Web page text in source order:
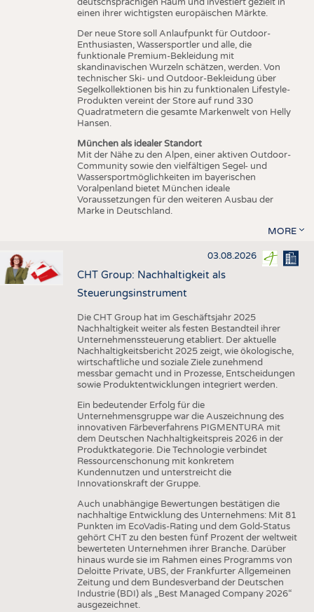
einen ihrer wichtigsten europäischen Märkte.
Der neue Store soll Anlaufpunkt für Outdoor-
Enthusiasten, Wassersportler und alle, die
funktionale Premium-Bekleidung mit
skandinavischen Wurzeln schätzen, werden. Von
technischer Ski- und Outdoor-Bekleidung über
Segelkollektionen bis hin zu funktionalen Lifestyle-
Produkten vereint der Store auf rund 330
Quadratmetern die gesamte Markenwelt von Helly
Hansen.
München als idealer Standort
Mit der Nähe zu den Alpen, einer aktiven Outdoor-
Community sowie den vielfältigen Segel- und
Wassersportmöglichkeiten im bayerischen
Voralpenland bietet München ideale
Voraussetzungen für den weiteren Ausbau der
Marke in Deutschland.
MORE
03.08.2026
CHT Group: Nachhaltigkeit als
Steuerungsinstrument
Die CHT Group hat im Geschäftsjahr 2025
Nachhaltigkeit weiter als festen Bestandteil ihrer
Unternehmenssteuerung etabliert. Der aktuelle
Nachhaltigkeitsbericht 2025 zeigt, wie ökologische,
wirtschaftliche und soziale Ziele zunehmend
messbar gemacht und in Prozesse, Entscheidungen
sowie Produktentwicklungen integriert werden.
Ein bedeutender Erfolg für die
Unternehmensgruppe war die Auszeichnung des
innovativen Färbeverfahrens PIGMENTURA mit
dem Deutschen Nachhaltigkeitspreis 2026 in der
Produktkategorie. Die Technologie verbindet
Ressourcenschonung mit konkretem
Kundennutzen und unterstreicht die
Innovationskraft der Gruppe.
Auch unabhängige Bewertungen bestätigen die
nachhaltige Entwicklung des Unternehmens: Mit 81
Punkten im EcoVadis-Rating und dem Gold-Status
gehört CHT zu den besten fünf Prozent der weltweit
bewerteten Unternehmen ihrer Branche. Darüber
hinaus wurde sie im Rahmen eines Programms von
Deloitte Private, UBS, der Frankfurter Allgemeinen
Zeitung und dem Bundesverband der Deutschen
Industrie (BDI) als „Best Managed Company 2026“
ausgezeichnet.